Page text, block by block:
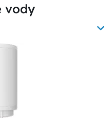
vody